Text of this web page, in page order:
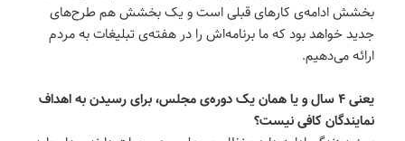
بخشش ادامه‌ی کارهای قبلی است و یک بخشش هم طرح‌های
جدید خواهد بود که ما برنامه‌اش را در هفته‌ی تبلیغات به مردم
ارائه می‌دهیم.
یعنی ۴ سال و یا همان یک دوره‌ی مجلس‌، برای رسیدن به اهداف
نمایندگان کافی نیست؟